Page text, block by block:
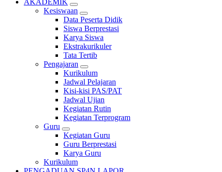
AKADEMIK
Kesiswaan
Data Peserta Didik
Siswa Berprestasi
Karya Siswa
Ekstrakurikuler
Tata Tertib
Pengajaran
Kurikulum
Jadwal Pelajaran
Kisi-kisi PAS/PAT
Jadwal Ujian
Kegiatan Rutin
Kegiatan Terprogram
Guru
Kegiatan Guru
Guru Berprestasi
Karya Guru
Kurikulum